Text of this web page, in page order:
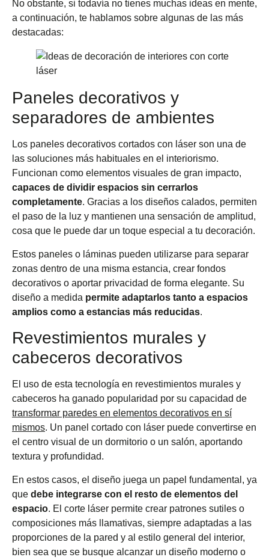
No obstante, si todavía no tienes muchas ideas en mente,
a continuación, te hablamos sobre algunas de las más
destacadas:
Paneles decorativos y
separadores de ambientes
Los paneles decorativos cortados con láser son una de
las soluciones más habituales en el interiorismo.
Funcionan como elementos visuales de gran impacto,
capaces de dividir espacios sin cerrarlos
completamente. Gracias a los diseños calados, permiten
el paso de la luz y mantienen una sensación de amplitud,
cosa que le puede dar un toque especial a tu decoración.
Estos paneles o láminas pueden utilizarse para separar
zonas dentro de una misma estancia, crear fondos
decorativos o aportar privacidad de forma elegante. Su
diseño a medida permite adaptarlos tanto a espacios
amplios como a estancias más reducidas.
Revestimientos murales y
cabeceros decorativos
El uso de esta tecnología en revestimientos murales y
cabeceros ha ganado popularidad por su capacidad de
transformar paredes en elementos decorativos en sí
mismos. Un panel cortado con láser puede convertirse en
el centro visual de un dormitorio o un salón, aportando
textura y profundidad.
En estos casos, el diseño juega un papel fundamental, ya
que debe integrarse con el resto de elementos del
espacio. El corte láser permite crear patrones sutiles o
composiciones más llamativas, siempre adaptadas a las
proporciones de la pared y al estilo general del interior,
bien sea que se busque alcanzar un diseño moderno o